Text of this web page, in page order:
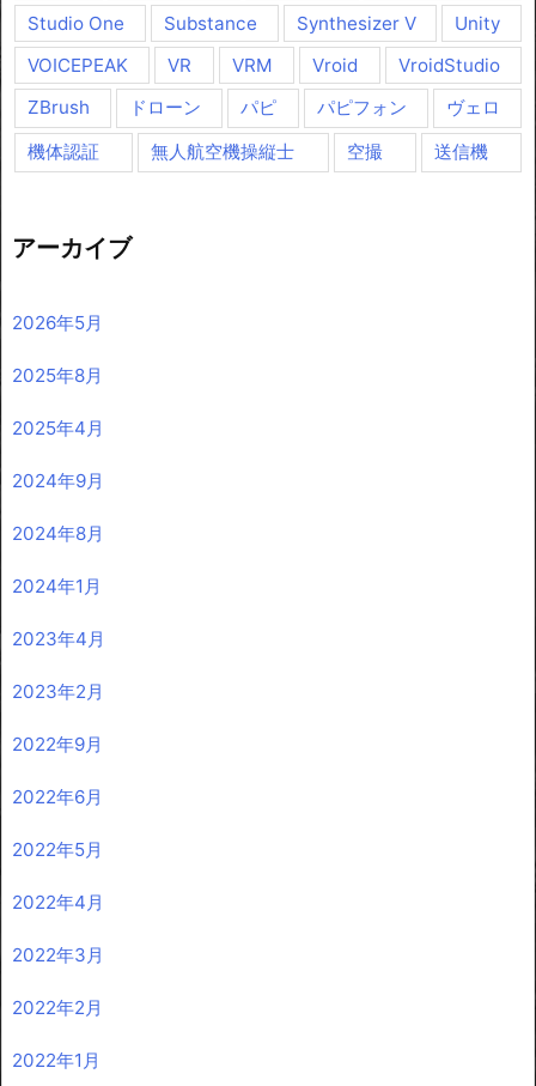
Studio One
Substance Synthesizer V
Unity
VOICEPEAK
VR VRM Vroid
VroidStudio
ZBrush
ドローン パピ パピフォン
ヴェロ
機体認証
無人航空機操縦士 空撮 送信機
アーカイブ
2026年5月
2025年8月
2025年4月
2024年9月
2024年8月
2024年1月
2023年4月
2023年2月
2022年9月
2022年6月
2022年5月
2022年4月
2022年3月
2022年2月
2022年1月